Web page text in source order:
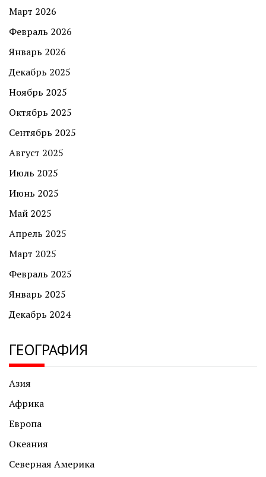
Март 2026
Февраль 2026
Январь 2026
Декабрь 2025
Ноябрь 2025
Октябрь 2025
Сентябрь 2025
Август 2025
Июль 2025
Июнь 2025
Май 2025
Апрель 2025
Март 2025
Февраль 2025
Январь 2025
Декабрь 2024
ГЕОГРАФИЯ
Азия
Африка
Европа
Океания
Северная Америка